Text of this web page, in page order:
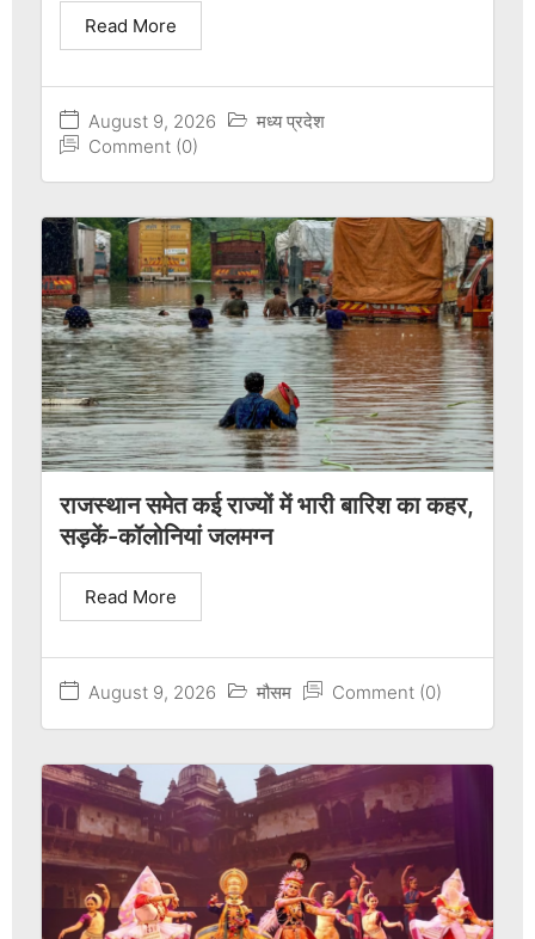
August 9, 2026
मध्य प्रदेश
Comment (0)
Read More
राजस्थान समेत कई राज्यों में भारी बारिश का कहर,
सड़कें-कॉलोनियां जलमग्न
August 9, 2026 मौसम Comment (0)
Read More